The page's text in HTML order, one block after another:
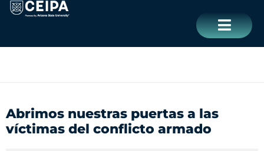
contenido
Abrimos nuestras puertas a las
víctimas del conflicto armado